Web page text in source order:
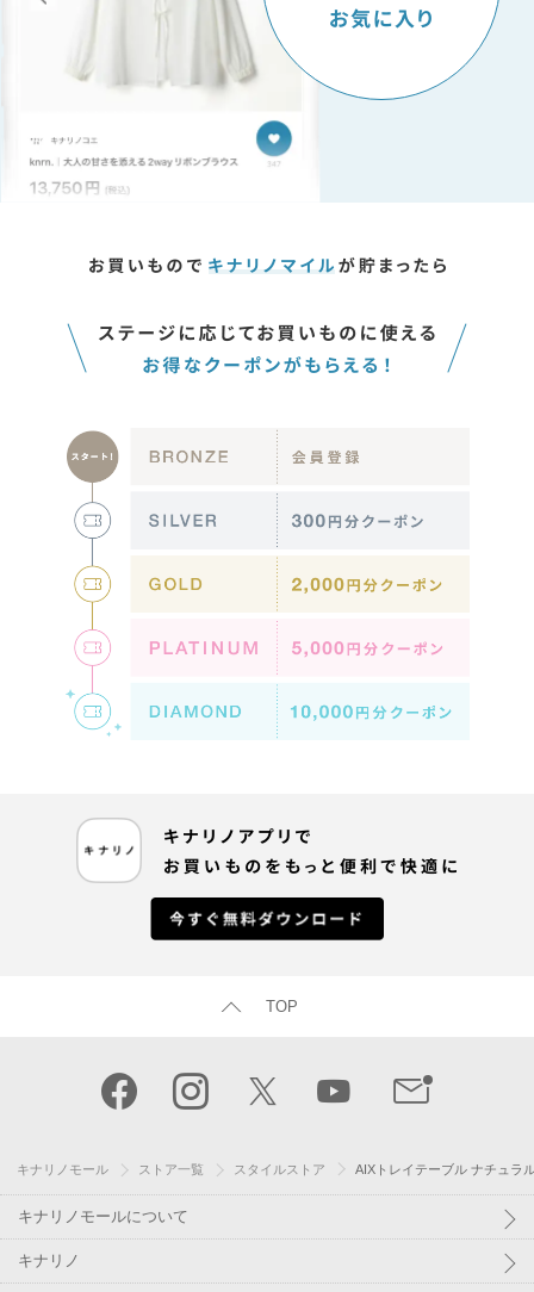
TOP
キナリノモール ストア一覧 スタイルストア AIXトレイテーブル ナチュラ
キナリノモールについて
キナリノ